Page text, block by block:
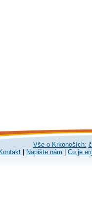
Vše o Krkonoších:
Kontakt
Napište nám Co je